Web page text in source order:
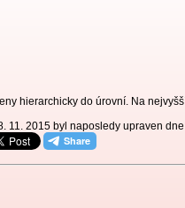
hierarchicky do úrovní. Na
11. 2015 byl naposledy upraven